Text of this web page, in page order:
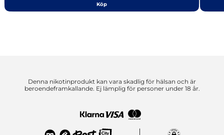
Köp
Denna nikotinprodukt kan vara skadlig för hälsan och är
beroendeframkallande. Ej lämplig för personer under 18 år.